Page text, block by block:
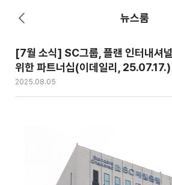
뒤로 가기 뉴스룸
[7월 소식] SC그룹, 플랜 인터내셔
위한 파트너십(이데일리, 25.07.17.)
2025.08.05